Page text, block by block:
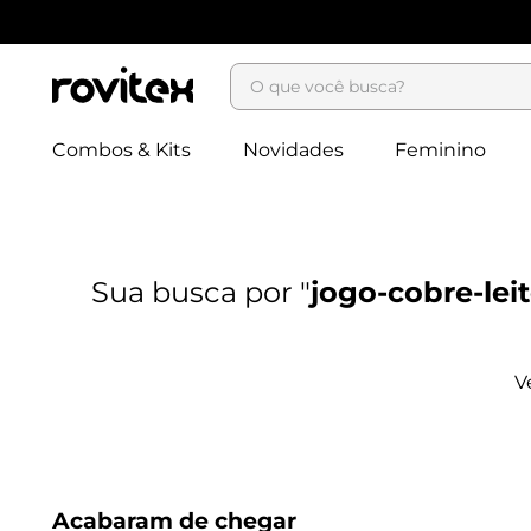
O que você busca?
Combos & Kits Novidades Feminino
jogo-cobre-
Acabaram de chegar